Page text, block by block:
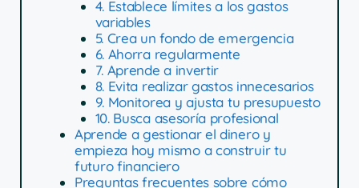
4. Establece límites a los gastos
variables
5. Crea un fondo de emergencia
6. Ahorra regularmente
7. Aprende a invertir
8. Evita realizar gastos innecesarios
9. Monitorea y ajusta tu presupuesto
10. Busca asesoría profesional
Aprende a gestionar el dinero y
empieza hoy mismo a construir tu
futuro financiero
Preguntas frecuentes sobre cómo